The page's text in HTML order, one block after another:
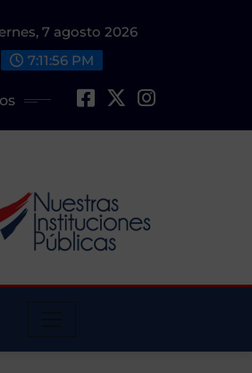
7 agosto 2026
7:11:56 PM